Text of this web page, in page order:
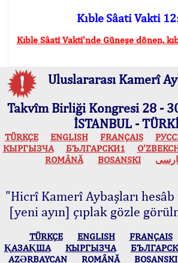
Kıble Sâati Vakti
Kıble Sâati Vakti'nde Güneşe dönen,
Uluslararası Kamerî
Takvîm Birliği Kongresi 28 -
İSTANBUL -
TÜRKÇE ENGLISH FRANÇAIS
КЫPГЫЗЧA
БЪЛГАРСКИ1
ROMÂNĂ
BOSANSKI
"Hicrî Kamerî Aybaşları
[yeni ayın] çıplak gözle
TÜRKÇE ENGLISH FRANÇAIS
ҚАЗАҚША
КЫPГЫЗЧA
AZӘRBAYCAN
ROMÂNĂ BOSANSKI